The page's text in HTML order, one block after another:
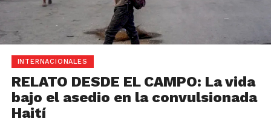
INTERNACIONALES
RELATO DESDE EL CAMPO: La vida
bajo el asedio en la convulsionada
Haití